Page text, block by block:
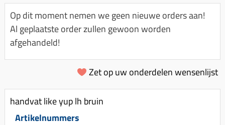
Spanningsregelaar
Toerenbegrenzer
Remlichtschakelaar
Luchtfilter (delen)
Luchtfilter deksel
Motor blokken
Membraan (delen)
Pakking (sets)
Vlotterbak pakking
Km teller kabel
Kickstart deksel
Kickstart ronsel
Schokbrekers
Spiegels
Kinderzitje (scooter)
Olie-onderhoudsmiddelen
Oppakbeugel
Scooterhoezen
Scooter Kleding
Op dit moment nemen we geen nieuwe orders aan!
Al geplaatste order zullen gewoon worden
afgehandeld!
Zet op uw onderdelen wensenlijst
handvat like yup lh bruin
Artikelnummers